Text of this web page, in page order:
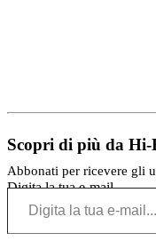
Scopri di più da Hi-
Abbonati per ricevere gli
Digita la tua e-mail...